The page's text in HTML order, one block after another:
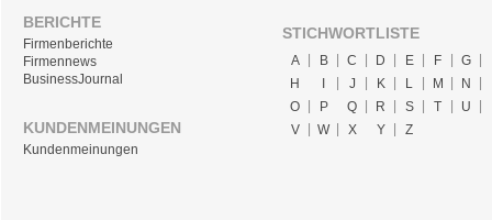
BERICHTE
Firmenberichte
Firmennews
BusinessJournal
KUNDENMEINUNGEN
Kundenmeinungen
STICHWORTLISTE
A B C D E F
G
H
J K L M
N
O
P Q R S T
U
V
W X Y Z